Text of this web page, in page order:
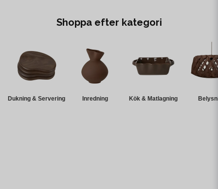
Shoppa efter kategori
Dukning & Servering Inredning Kök & Matlagning